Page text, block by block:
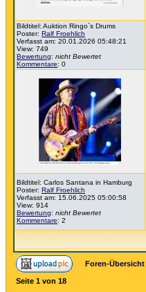
Bildtitel: Auktion Ringo`s Drums
Poster: Ralf Froehlich
Verfasst am: 20.01.2026 05:48:21
View: 749
Bewertung: nicht Bewertet
Kommentare: 0
Bildtitel: Carlos Santana in Hamburg
Poster: Ralf Froehlich
Verfasst am: 15.06.2025 05:00:58
View: 914
Bewertung: nicht Bewertet
Kommentare: 2
Foren-Übersicht
Seite 1 von 18